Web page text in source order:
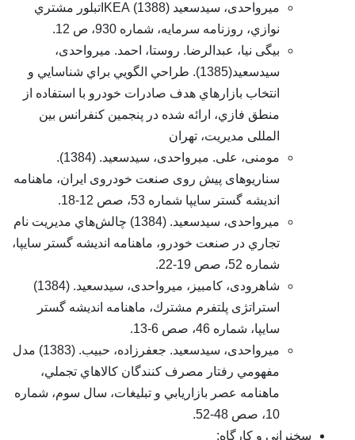
میرواحدی، سیدسعید (1388) IKEAتبلور مشتري
نوازي، روزنامه سرمایه، شماره 930، ص 12.
بیگی نیا، عبدالرضا. روستا، احمد. میرواحدی،
سیدسعید(1385). طراحي الگويي براي شناسايي و
انتخاب بازارهاي هدف صادرات خودرو با استفاده از
منطق فازي، ارائه شده در پنجمین کنفرانس بین
المللی مدیریت، تهران
مومنی، علی. میرواحدی، سیدسعید. (1384).
سناریوهای پیش روی صنعت خودروی ایران، ماهنامه
اندیشه ‌گستر سایپا شماره 53، صص 12-18.
میرواحدی، سیدسعید. (1384) چالش‌هاي مديريت نام
تجاري در صنعت خودرو، ماهنامه انديشه گستر سايپا،
شاهرودی، کامبیز، میرواحدی، سیدسعید. (1384)
استراتژی پلتفرم مشترك، ماهنامه انديشه گستر
سايپا، شماره 46، صص 6-13.
میرواحدی، سیدسعید. جعفرزاده، حبیب. (1383) مدل
مفهومي رفتار مصرف كنندگان كالاهاي تجملي،
ماهنامه عصر بازاريابي و تبليغات، سال سوم، شماره
و کارگاه: